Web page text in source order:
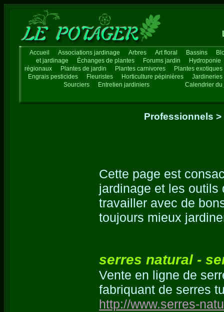
Accueil Associations jardinage Arbres Art floral Bassins
et jardinage
Échanges de plantes Forums jardin
Hydroponie
régionaux
Plantes de jardin Plantes carnivores
Plantes exotiques
Engrais pesticides
Fleuristes Horticulture pépinières
Jardineries
Sourciers
Entretien jardiniers Calendrier du
Professionnels
Cette page est
jardinage et les outils
travailler avec de
toujours mieux
serres natural -
Vente en ligne de
fabriquant de serres
http://www.serres-